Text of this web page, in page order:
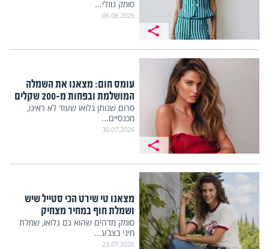
סומק נוזלי...
06.08.2026
עומס חום: מצאנו את השמלה
המושלמת ובפחות מ-200 שקלים
סרום שנותן גלואו שעוד לא ראינו,
מכנסיים...
30.07.2026
מצאנו טי שירט הכי סטייל שיש
ושמלת חוף במחיר מצחיק
סומק מדהים שהוא גם גלואו, שמלת
מיני בצבע...
23.07.2026